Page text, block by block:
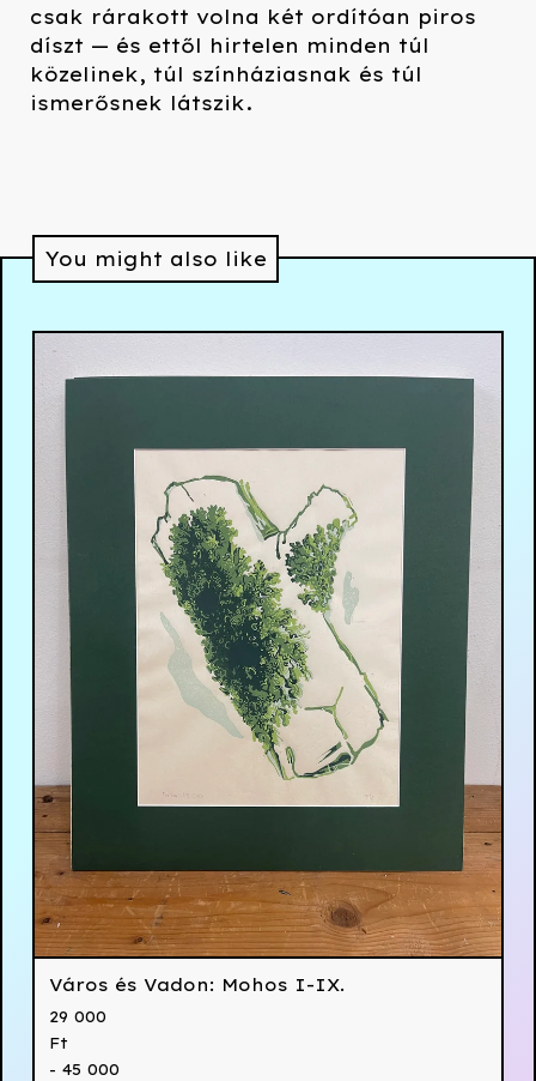
csak rárakott volna két ordítóan piros
díszt — és ettől hirtelen minden túl
közelinek, túl színháziasnak és túl
ismerősnek látszik.
You might also like
Város és Vadon: Mohos I-IX.
29 000
Ft
- 45 000